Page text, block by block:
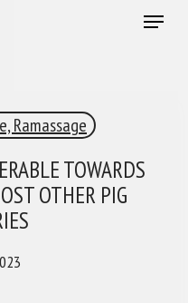
Menu
Ramassage
TOWARDS
OTHER PIG
GRATUITEMENT